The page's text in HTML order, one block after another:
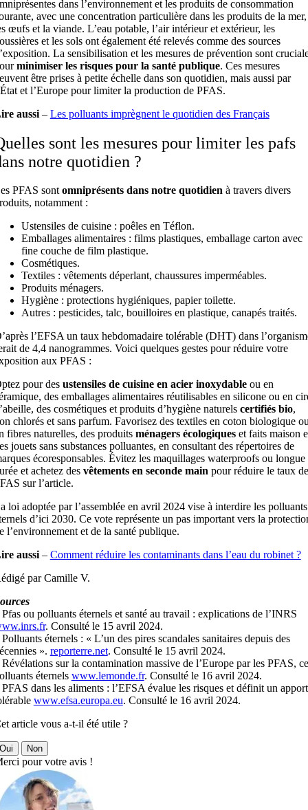
dans l’environnement et les produits de consommation
avec une concentration particulière dans les produits de la mer,
œufs et la viande. L’eau potable, l’air intérieur et extérieur, les
et les sols ont également été relevés comme des sources
La sensibilisation et les mesures de prévention sont
minimiser les risques pour la santé publique. Ces mesures
être prises à petite échelle dans son quotidien, mais aussi par
et l’Europe pour limiter la production de PFAS.
aussi– Les polluants imprègnent le quotidien des Français
sont les mesures pour limiter les pafs
notre quotidien ?
PFAS sontomniprésents dans notre quotidienà travers divers
notamment :
Ustensiles de cuisine : poêles en Téflon.
Emballages alimentaires : films plastiques, emballage carton avec
fine couche de film plastique.
Cosmétiques.
Textiles : vêtements déperlant, chaussures imperméables.
Produits ménagers.
Hygiène : protections hygiéniques, papier toilette.
Autres : pesticides, talc, bouilloires en plastique, canapés traités.
l’EFSA un taux hebdomadaire tolérable (DHT) dans
de 4,4 nanogrammes. Voici quelques gestes pour réduire votre
aux PFAS :
pour desustensiles de cuisine en acier inoxydable ou en
des emballages alimentaires réutilisables en silicone ou en
des cosmétiques et produits d’hygiène naturels certifiés bio,
chlorés et sans parfum. Favorisez des textiles en coton biologique
fibres naturelles, des produitsménagers écologiqueset faits maison
jouets sans substances polluantes, en consultant des répertoires de
écoresponsables. Évitez les maquillages waterproofs ou longue
et achetez des vêtements en seconde mainpour réduire le taux de
sur l’article.
loi adoptée par l’assemblée en avril 2024 vise à interdire les polluants
d’ici 2030. Ce vote représente un pas important vers la
l’environnement et de la santé publique.
aussi– Comment réduire les contaminants dans l’eau du robinet ?
par Camille V.
ou polluants éternels et santé au travail : explications de l’INRS
. Consulté le 15 avril 2024.
éternels : « L’un des pires scandales sanitaires depuis des
». reporterre.net. Consulté le 15 avril 2024.
sur la contamination massive de l’Europe par les PFAS,
éternels www.lemonde.fr. Consulté le 16 avril 2024.
dans les aliments : l’EFSA évalue les risques et définit un apport
www.efsa.europa.eu. Consulté le 16 avril 2024.
article vous a-t-il été utile ?
Non
pour votre avis !